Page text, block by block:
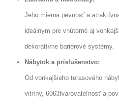
Jeho mierna pevnosť a
ideálnym pre vnútorné aj
dekoratívne bariérové ​​systémy.
Nábytok a príslušenstvo:
Od vonkajšieho terasového
vitríny, 6063tvarovateľnosť a